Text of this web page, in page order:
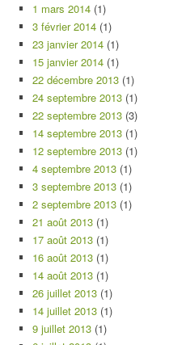
1 mars 2014 (1)
3 février 2014 (1)
23 janvier 2014 (1)
15 janvier 2014 (1)
22 décembre 2013 (1)
24 septembre 2013 (1)
22 septembre 2013 (3)
14 septembre 2013 (1)
12 septembre 2013 (1)
4 septembre 2013 (1)
3 septembre 2013 (1)
2 septembre 2013 (1)
21 août 2013 (1)
17 août 2013 (1)
16 août 2013 (1)
14 août 2013 (1)
26 juillet 2013 (1)
14 juillet 2013 (1)
9 juillet 2013 (1)